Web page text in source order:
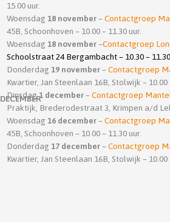
15.00 uur.
Woensdag 18 november–Contactgroep
45B, Schoonhoven – 10.00 – 11.30 uur.
Woensdag 18 november–Contactgroep
Schoolstraat 24 Bergambacht – 10.30 – 11.30
Donderdag 19 november–Contactgroep
Kwartier, Jan Steenlaan 16B, Stolwijk – 10.00
DECEMBER
Dinsdag1 december–Contactgroep
Praktijk, Brederodestraat 3, Krimpen a/d Lek
Woensdag 16 december–Contactgroep
45B, Schoonhoven – 10.00 – 11.30 uur.
Donderdag 17 december–Contactgroep
Kwartier, Jan Steenlaan 16B, Stolwijk – 10.00